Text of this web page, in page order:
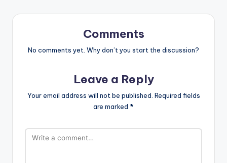
Comments
No comments yet. Why don’t you start the discussion?
Leave a Reply
Your email address will not be published. Required fields
are marked *